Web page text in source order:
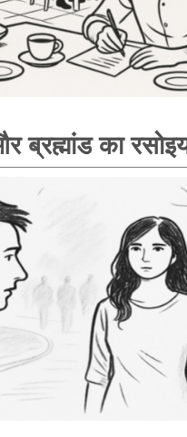
ब्रह्मांड का